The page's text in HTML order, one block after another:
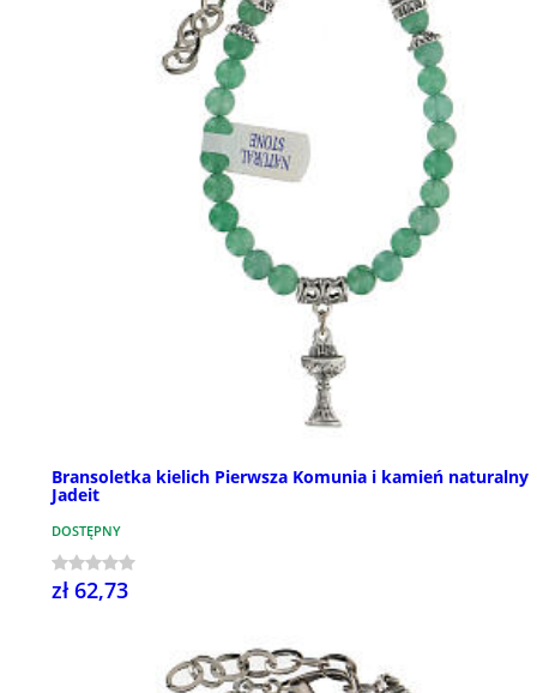
Bransoletka kielich Pierwsza Komunia i kamień naturalny
Jadeit
DOSTĘPNY
zł 62,73